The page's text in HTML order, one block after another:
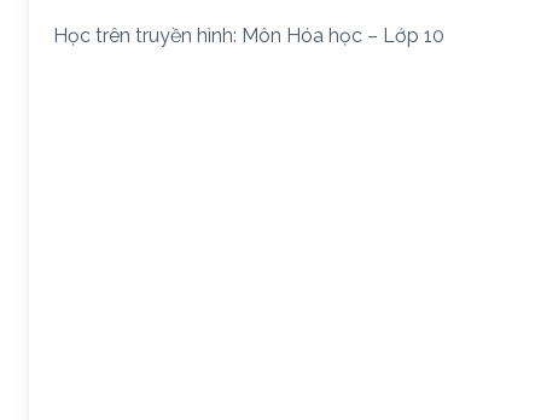
Học trên truyền hình: Môn Hóa học – Lớp 10